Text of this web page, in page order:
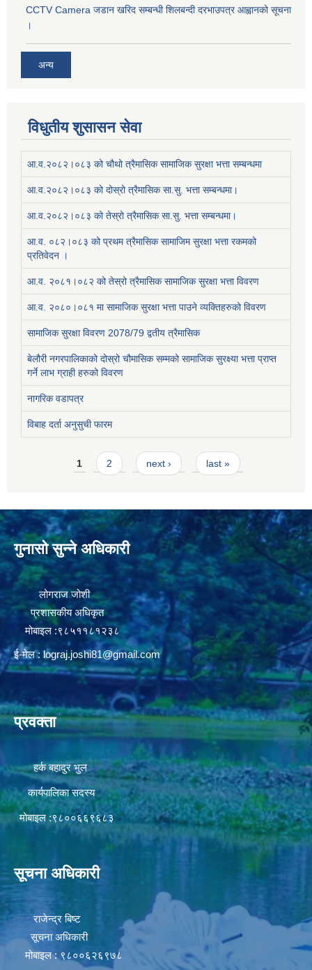
CCTV Camera जडान खरिद सम्बन्धी शिलबन्दी दरभाउपत्र आह्वानको सूचना
।
अन्य
विधुतीय शुसासन सेवा
आ.व.२०८२।०८३ को चौथो त्रैमासिक सामाजिक सुरक्षा भत्ता सम्बन्धमा
आ.व.२०८२।०८३ को दोस्रो त्रैमासिक सा.सु. भत्ता सम्बन्धमा।
आ.व.२०८२।०८३ को तेस्रो त्रैमासिक सा.सु. भत्ता सम्बन्धमा।
आ.व. ०८२।०८३ को प्रथम त्रैमासिक सामाजिम सुरक्षा भत्ता रकमको
प्रतिवेदन ।
आ.व. २०८१।०८२ को तेस्रो त्रैमासिक सामाजिक सुरक्षा भत्ता विवरण
आ.व. २०८०।०८१ मा सामाजिक सुरक्षा भत्ता पाउने व्यक्तिहरुको विवरण
सामाजिक सुरक्षा विवरण 2078/79 द्वतीय त्रैमासिक
बेलौरी नगरपालिकाको दोस्रो चौमासिक सम्मको सामाजिक सुरक्ष्या भत्ता प्राप्त
गर्ने लाभ ग्राही हरुको विवरण
नागरिक वडापत्र
विबाह दर्ता अनुसुची फारम
Pages1 2 next › last »
गुनासो सुन्ने अधिकारी
लोगराज जोशी
प्रशासकीय अधिकृत
मोबाइल :९८५११८१२३८
ई-मेल :lograj.joshi81@gmail.com
प्रवक्ता
हर्क बहादुर भुल
कार्यपालिका सदस्य
मोबाइल :९८००६६९६८३
सूचना अधिकारी
राजेन्द्र बिष्ट
सूचना अधिकारी
मोबाइल : ९८००६२६९७८